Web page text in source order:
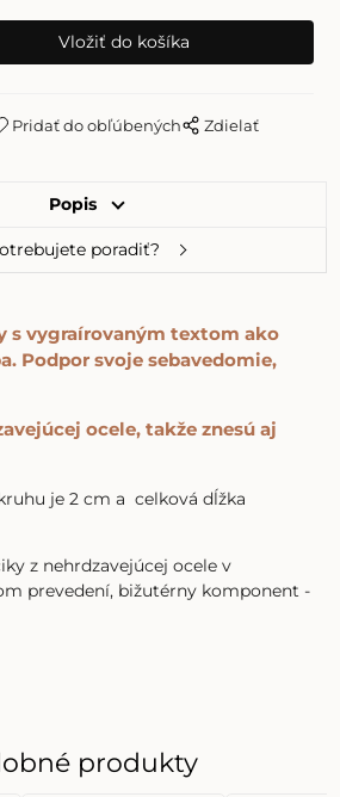
Pridať do obľúbených Zdielať
Popis
poradiť?
s vygraírovaným textom ako
Podpor svoje sebavedomie,
ocele, takže znesú aj
je 2 cm a celková dĺžka
z nehrdzavejúcej ocele v
prevedení, bižutérny komponent -
produkty